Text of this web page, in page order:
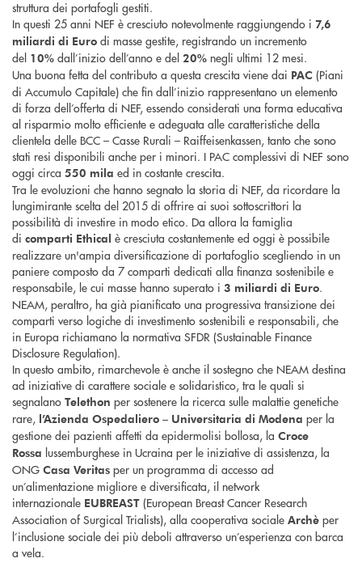
struttura dei portafogli gestiti.
In questi 25 anni NEF è cresciuto notevolmente raggiungendo i 7,6
miliardi di Euro di masse gestite, registrando un incremento
del 10% dall’inizio dell’anno e del 20% negli ultimi 12 mesi.
Una buona fetta del contributo a questa crescita viene dai PAC (Piani
di Accumulo Capitale) che fin dall’inizio rappresentano un elemento
di forza dell’offerta di NEF, essendo considerati una forma educativa
al risparmio molto efficiente e adeguata alle caratteristiche della
clientela delle BCC – Casse Rurali – Raiffeisenkassen, tanto che sono
stati resi disponibili anche per i minori. I PAC complessivi di NEF sono
oggi circa 550 mila ed in costante crescita.
Tra le evoluzioni che hanno segnato la storia di NEF, da ricordare la
lungimirante scelta del 2015 di offrire ai suoi sottoscrittori la
possibilità di investire in modo etico. Da allora la famiglia
di comparti Ethical è cresciuta costantemente ed oggi è possibile
realizzare un'ampia diversificazione di portafoglio scegliendo in un
paniere composto da 7 comparti dedicati alla finanza sostenibile e
responsabile, le cui masse hanno superato i 3 miliardi di Euro.
NEAM, peraltro, ha già pianificato una progressiva transizione dei
comparti verso logiche di investimento sostenibili e responsabili, che
in Europa richiamano la normativa SFDR (Sustainable Finance
Disclosure Regulation).
In questo ambito, rimarchevole è anche il sostegno che NEAM destina
ad iniziative di carattere sociale e solidaristico, tra le quali si
segnalano Telethon per sostenere la ricerca sulle malattie genetiche
rare, l’Azienda Ospedaliero – Universitaria di Modena per la
gestione dei pazienti affetti da epidermolisi bollosa, la Croce
Rossa lussemburghese in Ucraina per le iniziative di assistenza, la
ONG Casa Veritas per un programma di accesso ad
un’alimentazione migliore e diversificata, il network
internazionale EUBREAST (European Breast Cancer Research
Association of Surgical Trialists), alla cooperativa sociale Archè per
l’inclusione sociale dei più deboli attraverso un’esperienza con barca
a vela.